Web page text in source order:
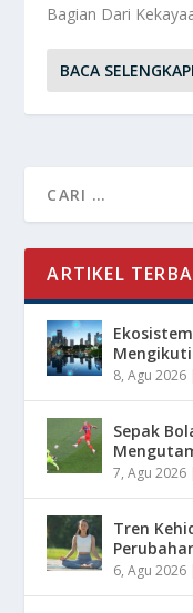
Bagian Dari
BACA
ARTIKEL
8, Agu 2026
Sepak
7, Agu 2026
Tren
6, Agu 2026